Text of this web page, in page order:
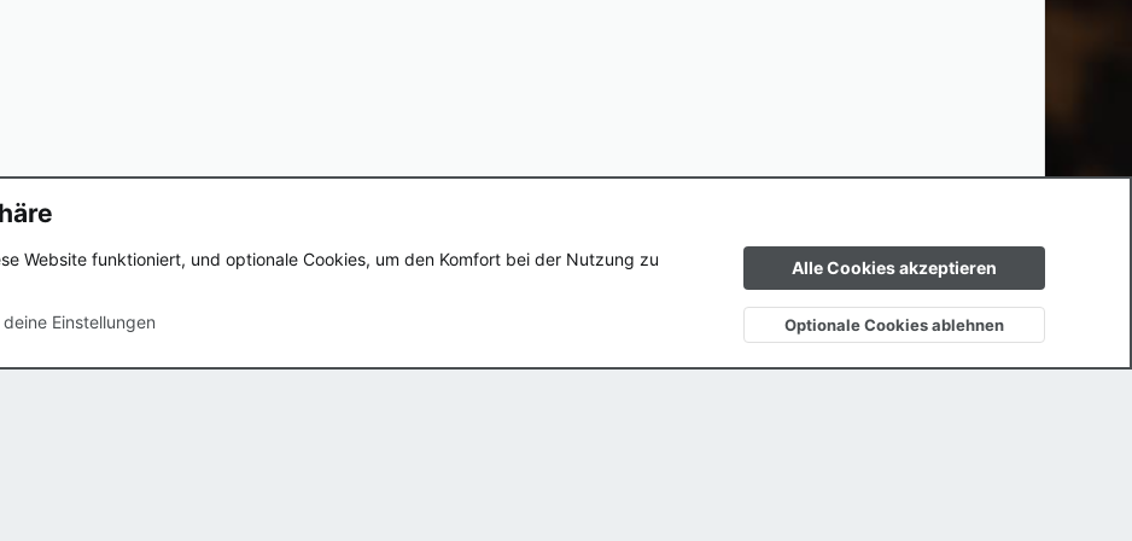
Nutzungsbedingungen Datenschutz Hilfe und Impressum Start
R
Ltd. |
Style by ThemeHouse
5.76MB Oben
Website funktioniert, und optionale Cookies, um den Komfort bei der Nutzung zu
Einstellungen
Alle Cookies akzeptieren
Optionale Cookies ablehnen